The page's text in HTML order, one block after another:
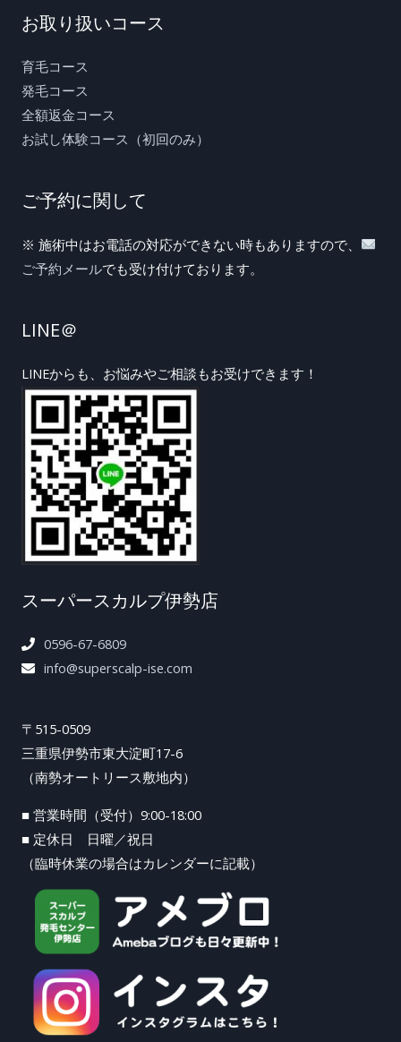
お取り扱いコース
育毛コース
発毛コース
全額返金コース
お試し体験コース（初回のみ）
ご予約に関して
※ 施術中はお電話の対応ができない時もありますので、
ご予約メールでも受け付けております。
LINE＠
LINEからも、お悩みやご相談もお受けできます！
スーパースカルプ伊勢店
0596-67-6809
info@superscalp-ise.com
〒515-0509
三重県伊勢市東大淀町17-6
（南勢オートリース敷地内）
■ 営業時間（受付）9:00-18:00
■ 定休日 日曜／祝日
（臨時休業の場合はカレンダーに記載）